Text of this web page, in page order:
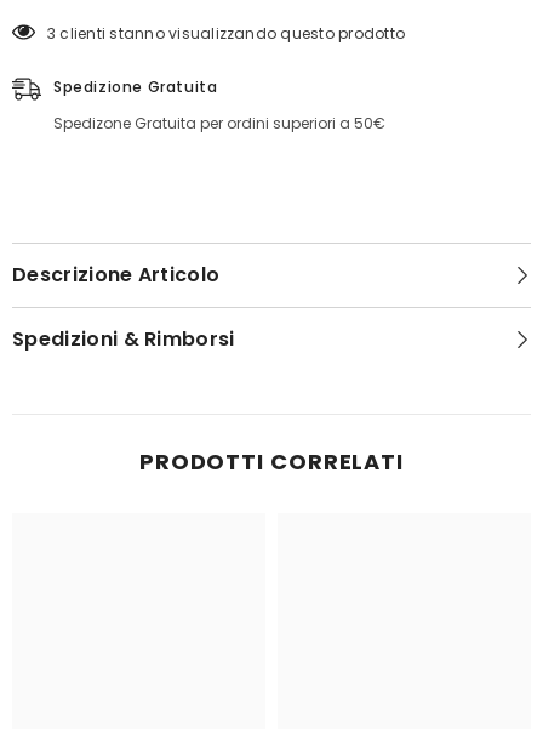
3 clienti stanno visualizzando questo prodotto
Spedizione Gratuita
Spedizone Gratuita per ordini superiori a 50€
Descrizione Articolo
Spedizioni & Rimborsi
PRODOTTI CORRELATI